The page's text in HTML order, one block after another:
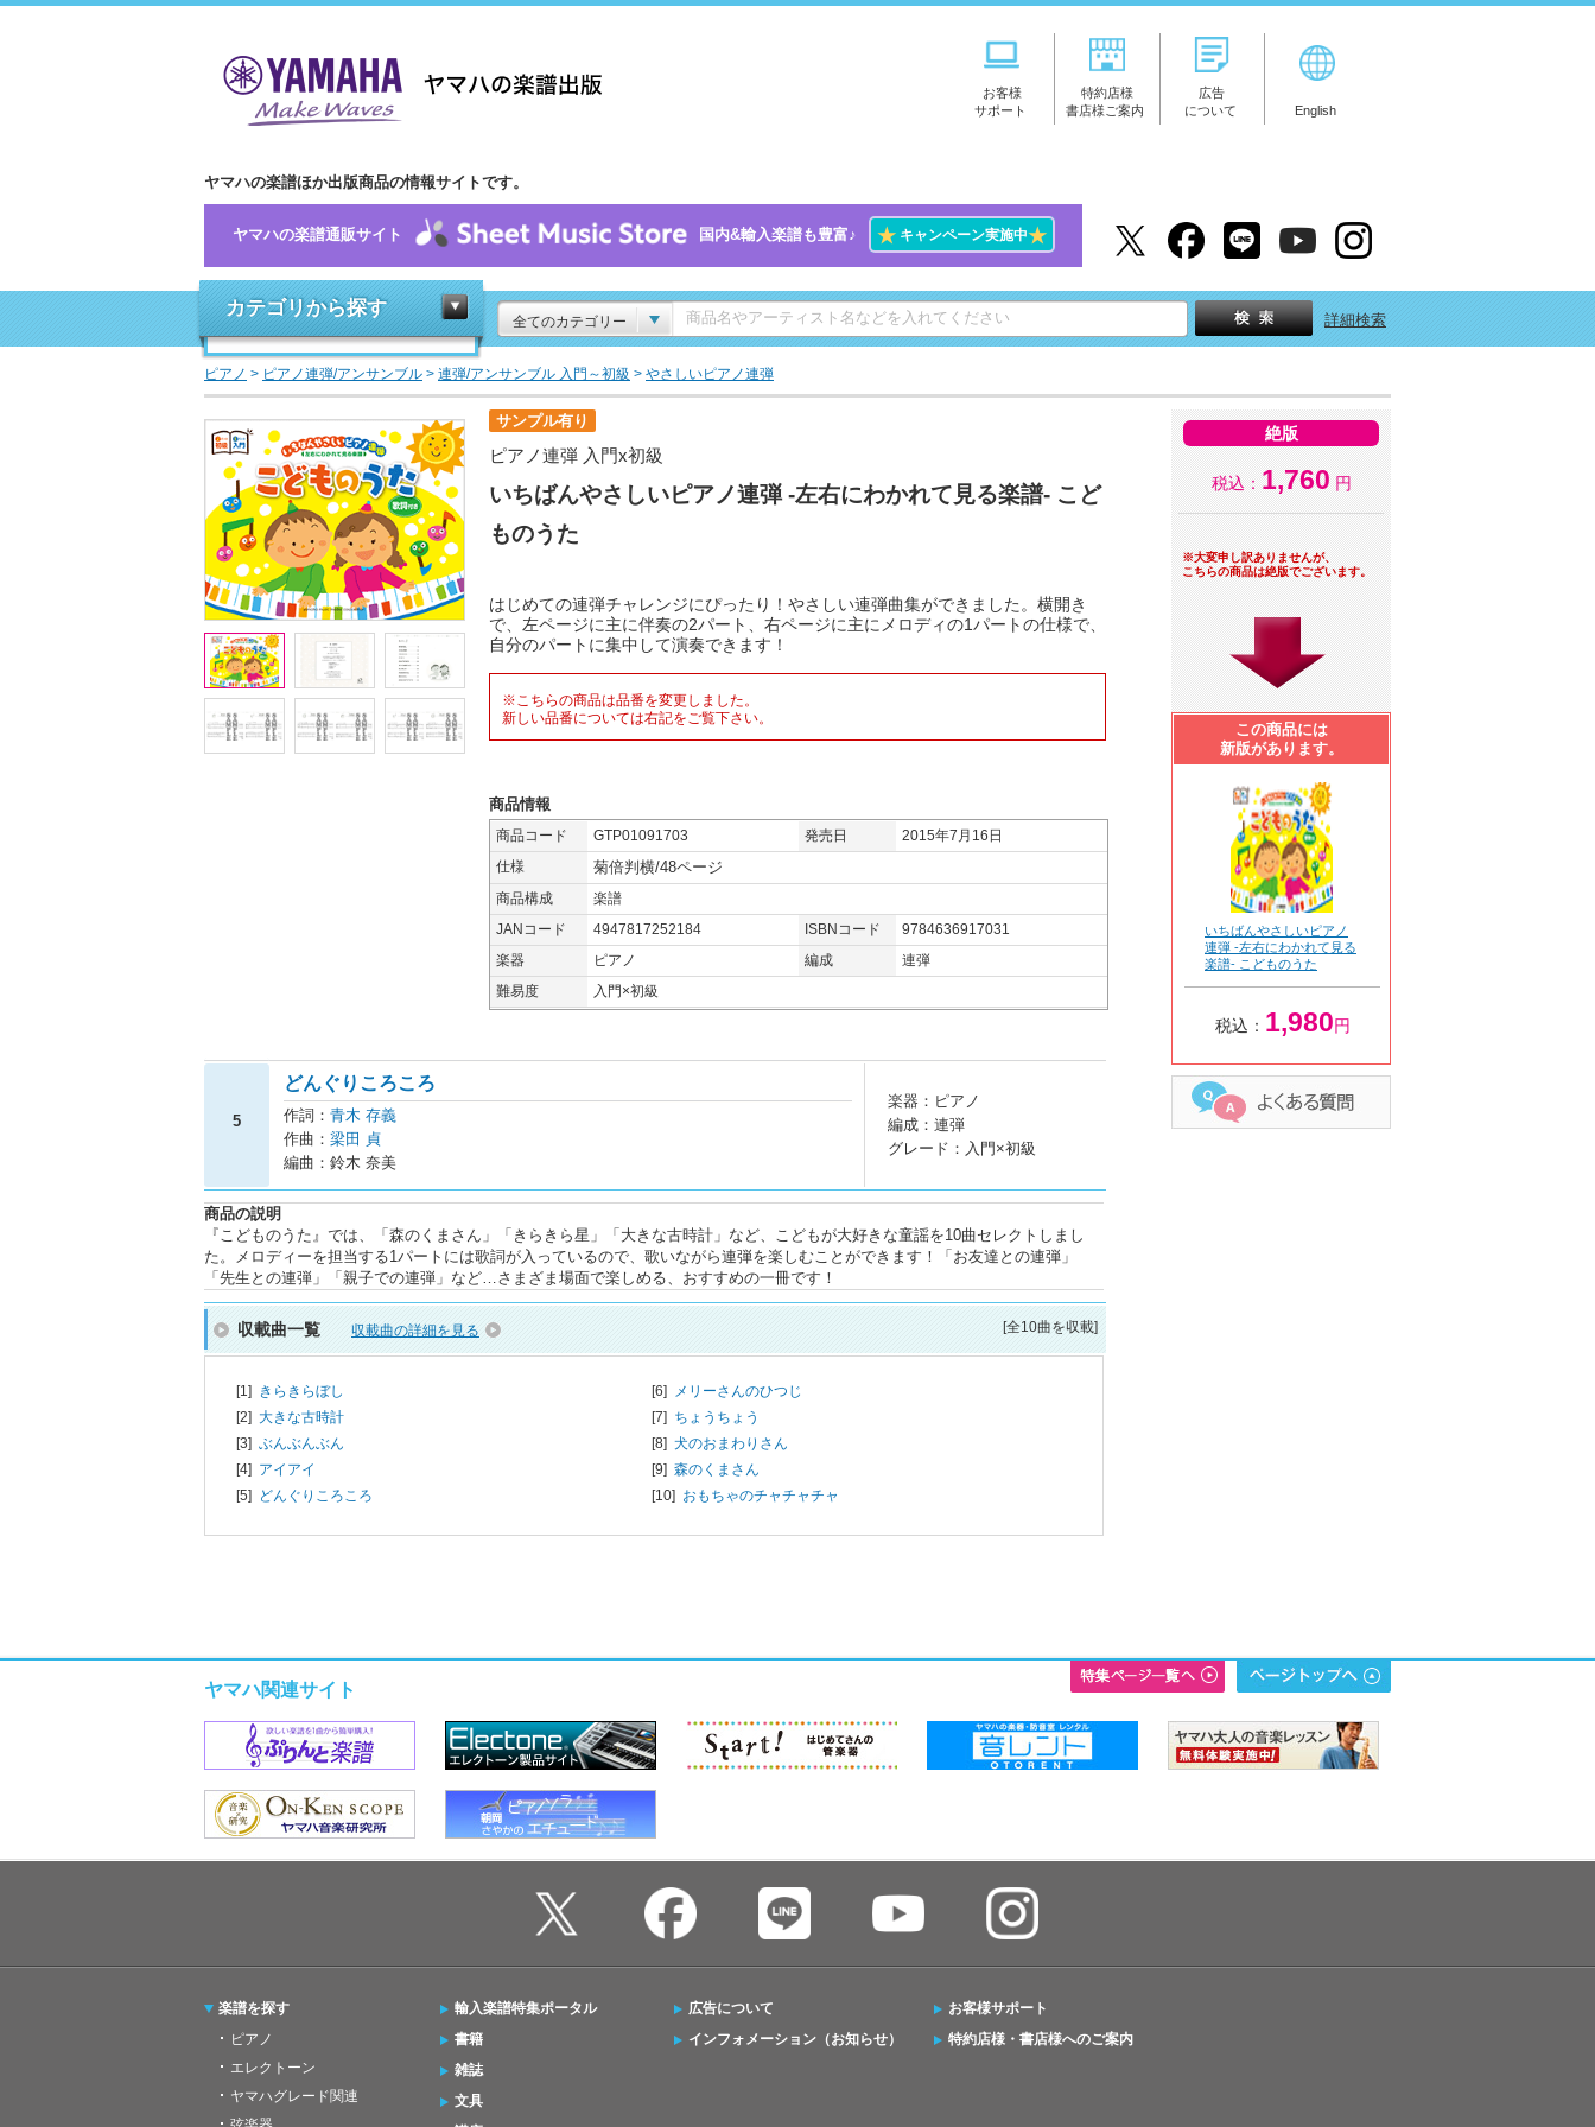
お客様
サポート
特約店様
書店様ご案内
広告
について
English
ヤマハの楽譜ほか出版商品の情報サイトです。
ヤマハの楽譜通販サイト 国内&輸入楽譜も豊富♪ ★キャンペーン実施中★
カテゴリから探す
全てのカテゴリー 詳細検索
ピアノ > ピアノ連弾/アンサンブル > 連弾/アンサンブル 入門～初級 > やさしいピアノ連弾
サンプル有り
ピアノ連弾 入門x初級
いちばんやさしいピアノ連弾 -左右にわかれて見る楽譜- こど
ものうた
はじめての連弾チャレンジにぴったり！やさしい連弾曲集ができました。横開き
で、左ページに主に伴奏の2パート、右ページに主にメロディの1パートの仕様で、
自分のパートに集中して演奏できます！
※こちらの商品は品番を変更しました。
新しい品番については右記をご覧下さい。
商品情報
商品コード GTP01091703 発売日
2015年7月16日
仕様
菊倍判横/48ページ
商品構成
楽譜
JANコード
4947817252184 ISBNコード
9784636917031
楽器
ピアノ 編成
連弾
難易度
入門×初級
5
どんぐりころころ
作詞： 青木 存義
作曲： 梁田 貞
編曲：鈴木 奈美
楽器：ピアノ
編成：連弾
グレード：入門×初級
商品の説明
『こどものうた』では、「森のくまさん」「きらきら星」「大きな古時計」など、こどもが大好きな童謡を10曲セレクトしまし
た。メロディーを担当する1パートには歌詞が入っているので、歌いながら連弾を楽しむことができます！「お友達との連弾」
「先生との連弾」「親子での連弾」など…さまざま場面で楽しめる、おすすめの一冊です！
収載曲一覧 収載曲の詳細を見る [全10曲を収載]
[1] きらきらぼし
[2] 大きな古時計
[3] ぶんぶんぶん
[4] アイアイ
[5] どんぐりころころ
[6] メリーさんのひつじ
[7] ちょうちょう
[8] 犬のおまわりさん
[9] 森のくまさん
[10] おもちゃのチャチャチャ
絶版
税込： 1,760 円
※大変申し訳ありませんが、
こちらの商品は絶版でございます。
この商品には
新版があります。
いちばんやさしいピアノ
連弾 -左右にわかれて見る
楽譜- こどものうた
税込： 1,980円
ヤマハ関連サイト
楽譜を探す
ピアノ
エレクトーン
ヤマハグレード関連
輸入楽譜特集ポータル
書籍
雑誌
文具
広告について
インフォメーション（お知らせ）
お客様サポート
特約店様・書店様へのご案内